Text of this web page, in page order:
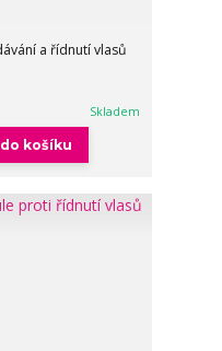
a řídnutí vlasů
Skladem
košíku